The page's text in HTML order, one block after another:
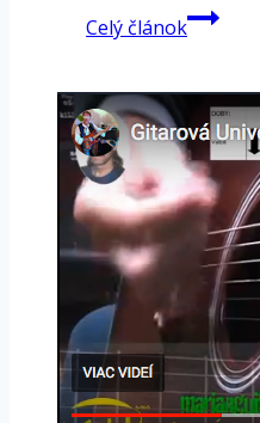
Celý článokMalý
prenosný
systém